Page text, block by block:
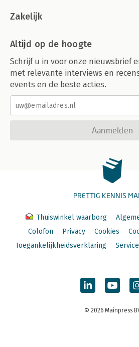
Zakelijk
Altijd op de hoogte
Schrijf u in voor onze nieuwsbrief
met relevante interviews en
events en de beste acties.
Aanmelden
PRETTIG KENNIS
Thuiswinkel waarborg
Colofon
Privacy Cookies
Toegankelijkheidsverklaring
© 2026 Mainpress